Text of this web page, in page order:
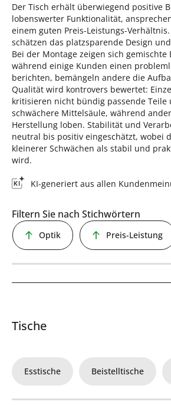
Der Tisch erhält überwiegend positive
lobenswerter Funktionalität,
einem guten Preis-Leistungs-
schätzen das platzsparende Design
Bei der Montage zeigen sich gemischte
während einige Kunden einen
berichten, bemängeln andere die
Qualität wird kontrovers bewertet:
kritisieren nicht bündig passende Teile
schwächere Mittelsäule, während
Herstellung loben. Stabilität und
neutral bis positiv eingeschätzt, wobei
kleinerer Schwächen als stabil und
wird.
KI-generiert aus allen
Filtern Sie nach Stichwörtern
Optik Preis-Leistung
Tische
Esstische Beistelltische